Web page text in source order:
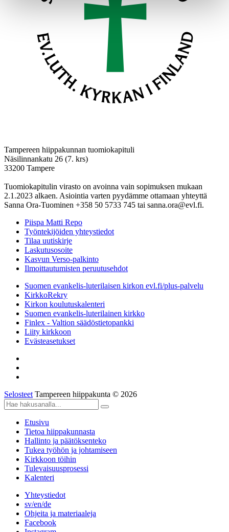
Tampereen hiippakunnan tuomiokapituli
Näsilinnankatu 26 (7. krs)
33200 Tampere
Tuomiokapitulin virasto on avoinna vain sopimuksen mukaan
2.1.2023 alkaen. Asiointia varten pyydämme ottamaan yhteyttä
Sanna Ora-Tuominen +358 50 5733 745 tai sanna.ora@evl.fi.
Piispa Matti Repo
Työntekijöiden yhteystiedot
Tilaa uutiskirje
Laskutusosoite
Kasvun Verso-palkinto
Ilmoittautumisten peruutusehdot
Suomen evankelis-luterilaisen kirkon evl.fi/plus-palvelu
KirkkoRekry
Kirkon koulutuskalenteri
Suomen evankelis-luterilainen kirkko
Finlex - Valtion säädöstietopankki
Liity kirkkoon
Evästeasetukset
Selosteet Tampereen hiippakunta © 2026
Etusivu
Tietoa hiippakunnasta
Hallinto ja päätöksenteko
Tukea työhön ja johtamiseen
Kirkkoon töihin
Tulevaisuusprosessi
Kalenteri
Yhteystiedot
sv/en/de
Ohjeita ja materiaaleja
Facebook